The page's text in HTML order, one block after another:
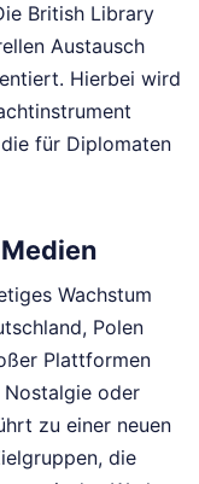
British Library
Austausch
Hierbei wird
für Diplomaten
Wachstum
Polen
Plattformen
oder
zu einer neuen
die